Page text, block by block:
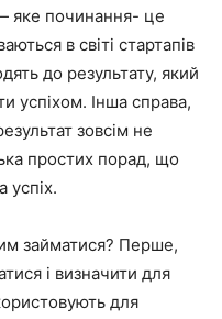
яке починання- це
в світі стартапів
до результату, який
успіхом. Інша справа,
зовсім не
простих порад, що
успіх.
займатися? Перше,
і визначити для
для